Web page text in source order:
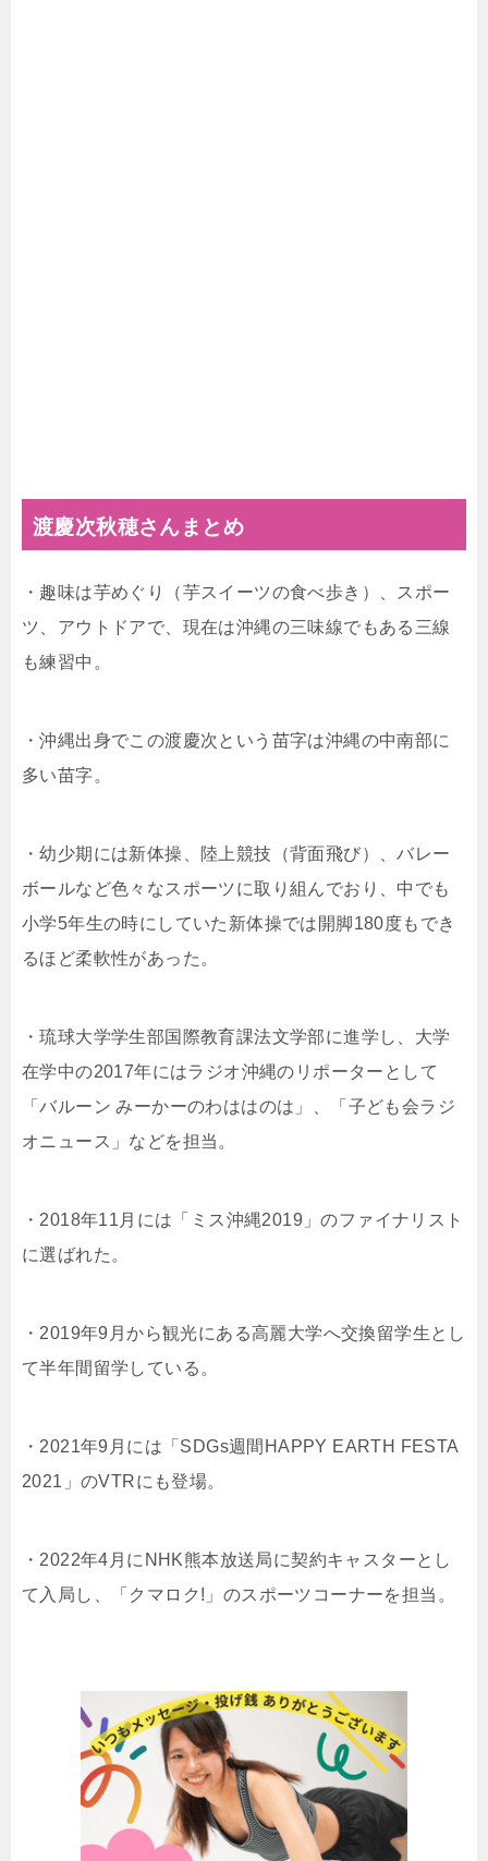
渡慶次秋穂さんまとめ
・趣味は芋めぐり（芋スイーツの食べ歩き）、スポー
ツ、アウトドアで、現在は沖縄の三味線でもある三線
も練習中。
・沖縄出身でこの渡慶次という苗字は沖縄の中南部に
多い苗字。
・幼少期には新体操、陸上競技（背面飛び）、バレー
ボールなど色々なスポーツに取り組んでおり、中でも
小学5年生の時にしていた新体操では開脚180度もでき
るほど柔軟性があった。
・琉球大学学生部国際教育課法文学部に進学し、大学
在学中の2017年にはラジオ沖縄のリポーターとして
「バルーン みーかーのわははのは」、「子ども会ラジ
オニュース」などを担当。
・2018年11月には「ミス沖縄2019」のファイナリスト
に選ばれた。
・2019年9月から観光にある高麗大学へ交換留学生とし
て半年間留学している。
・2021年9月には「SDGs週間HAPPY EARTH FESTA
2021」のVTRにも登場。
・2022年4月にNHK熊本放送局に契約キャスターとし
て入局し、「クマロク!」のスポーツコーナーを担当。